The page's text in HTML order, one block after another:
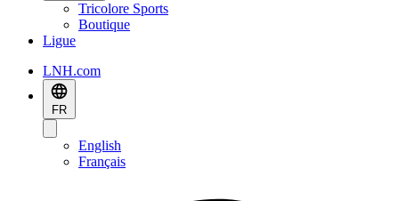
Tricolore Sports
Boutique
Ligue
LNH.com
FR
English
Français